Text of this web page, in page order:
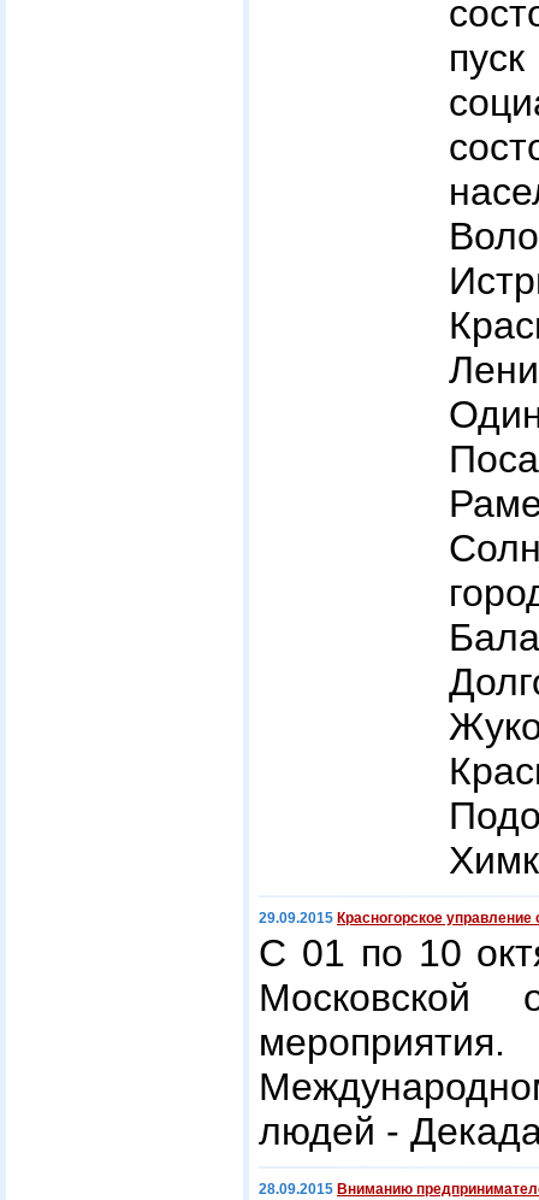
29.09.2015 Красногорское
С 01 по 10
Московской
людей -
28.09.2015 Вниманию